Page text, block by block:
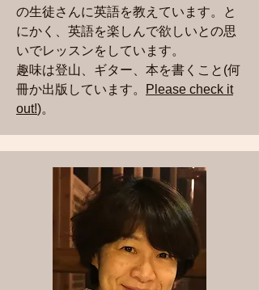
の生徒さんに英語を教えています。と
にかく、英語を楽しんで欲しいとの思
いでレッスンをしています。
​趣味は登山、ギター、本を書くこと(何
冊か出版しています。
Please check it
out!)。